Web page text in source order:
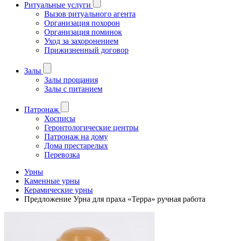
Ритуальные услуги
Вызов ритуального агента
Организация похорон
Организация поминок
Уход за захоронением
Прижизненный договор
Залы
Залы прощания
Залы с питанием
Патронаж
Хосписы
Геронтологические центры
Патронаж на дому
Дома престарелых
Перевозка
Урны
Каменные урны
Керамические урны
Предложение Урна для праха «Терра» ручная работа